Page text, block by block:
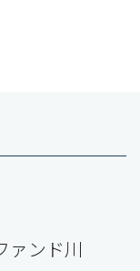
ァンド川